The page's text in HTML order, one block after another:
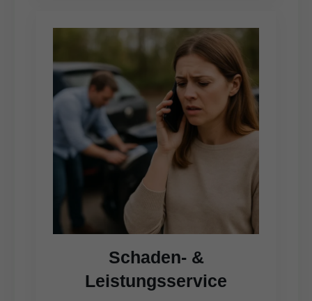
Schaden- &
Leistungsservice